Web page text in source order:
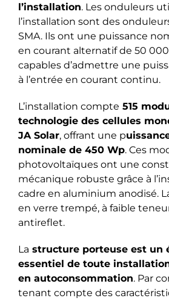
l’installation. Les onduleurs
l’installation sont des
SMA. Ils ont une puissance
en courant alternatif de 50
capables d’admettre une
à l’entrée en courant continu.
L’installation compte 515
technologie des cellules
JA Solar, offrant une p
nominale de 450 Wp. Ces
photovoltaïques ont une
mécanique robuste grâce à
cadre en aluminium anodisé.
en verre trempé, à faible
antireflet.
La structure porteuse est un
essentiel de toute
en autoconsommation. Par
tenant compte des